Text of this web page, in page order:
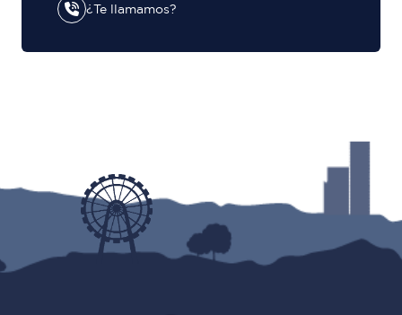
¿Te llamamos?